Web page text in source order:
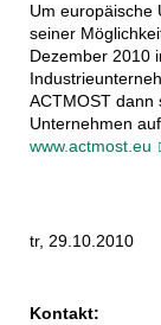
Um europäische
seiner
Dezember 2010
ACTMOST dann
Unternehmen
www.actmost.eu
tr, 29.10.2010
Kontakt: